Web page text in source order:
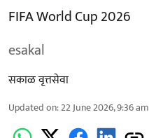
FIFA World Cup 2026
esakal
सकाळ वृत्तसेवा
Updated on:22 June 2026, 9:36 am